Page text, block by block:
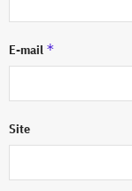
E-mail *
Site